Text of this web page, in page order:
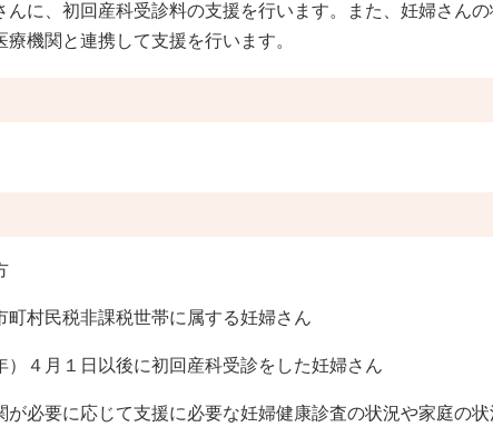
んに、初回産科受診料の支援を行います。また、妊婦さん
機関と連携して支援を行います。
村民税非課税世帯に属する妊婦さん
４月１日以後に初回産科受診をした妊婦さん
必要に応じて支援に必要な妊婦健康診査の状況や家庭の